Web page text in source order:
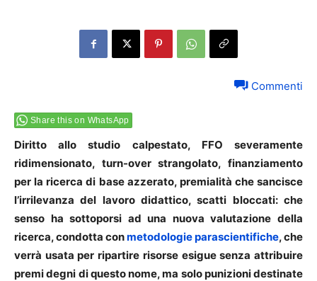
Commenti
Share this on WhatsApp
Diritto allo studio calpestato, FFO severamente
ridimensionato, turn-over strangolato, finanziamento
per la ricerca di base azzerato, premialità che sancisce
l’irrilevanza del lavoro didattico, scatti bloccati: che
senso ha sottoporsi ad una nuova valutazione della
ricerca, condotta conmetodologie parascientifiche, che
verrà usata per ripartire risorse esigue senza attribuire
premi degni di questo nome, ma solo punizioni destinate